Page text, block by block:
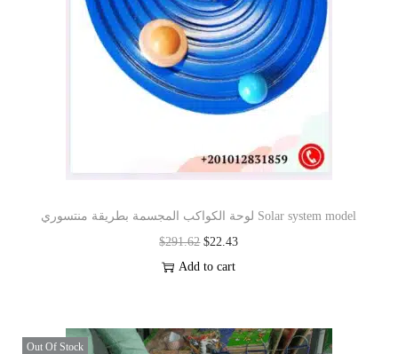
لوحة الكواكب المجسمة بطريقة منتسوري Solar system model
$291.62 $22.43
Add to cart
Out Of Stock